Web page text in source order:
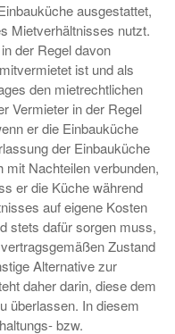
ausgestattet,
Mietverhältnisses nutzt.
der Regel davon
ist und als
den mietrechtlichen
Vermieter in der Regel
er die Einbauküche
der Einbauküche
mit Nachteilen verbunden,
er die Küche während
auf eigene Kosten
stets dafür sorgen muss,
Zustand
Alternative zur
daher darin, diese dem
überlassen. In diesem
bzw.